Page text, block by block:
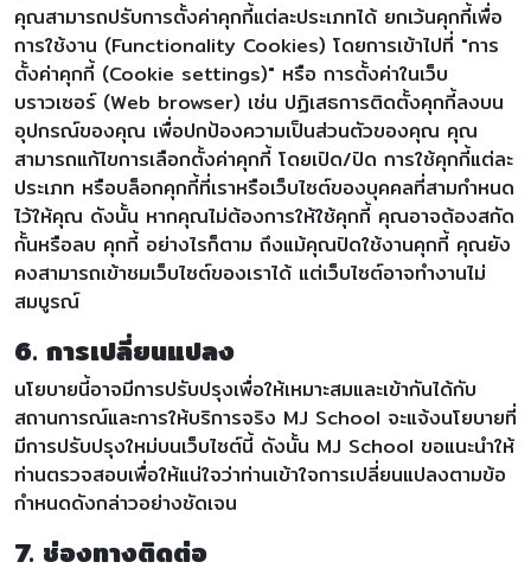
คุณสามารถปรับการตั้งค่าคุกกี้แต่ละประเภทได้ ยกเว้นคุกกี้เพื่อ
การใช้งาน (Functionality Cookies) โดยการเข้าไปที่ "การ
ตั้งค่าคุกกี้ (Cookie settings)" หรือ การตั้งค่าในเว็บ
บราวเซอร์ (Web browser) เช่น ปฏิเสธการติดตั้งคุกกี้ลงบน
อุปกรณ์ของคุณ เพื่อปกป้องความเป็นส่วนตัวของคุณ คุณ
สามารถแก้ไขการเลือกตั้งค่าคุกกี้ โดยเปิด/ปิด การใช้คุกกี้แต่ละ
ประเภท หรือบล็อกคุกกี้ที่เราหรือเว็บไซต์ของบุคคลที่สามกำหนด
ไว้ให้คุณ ดังนั้น หากคุณไม่ต้องการให้ใช้คุกกี้ คุณอาจต้องสกัด
กั้นหรือลบ คุกกี้ อย่างไรก็ตาม ถึงแม้คุณปิดใช้งานคุกกี้ คุณยัง
คงสามารถเข้าชมเว็บไซต์ของเราได้ แต่เว็บไซต์อาจทำงานไม่
สมบูรณ์
6. การเปลี่ยนแปลง
นโยบายนี้อาจมีการปรับปรุงเพื่อให้เหมาะสมและเข้ากันได้กับ
สถานการณ์และการให้บริการจริง MJ School จะแจ้งนโยบายที่
มีการปรับปรุงใหม่บนเว็บไซต์นี้ ดังนั้น MJ School ขอแนะนำให้
ท่านตรวจสอบเพื่อให้แน่ใจว่าท่านเข้าใจการเปลี่ยนแปลงตามข้อ
กำหนดดังกล่าวอย่างชัดเจน
7. ช่องทางติดต่อ